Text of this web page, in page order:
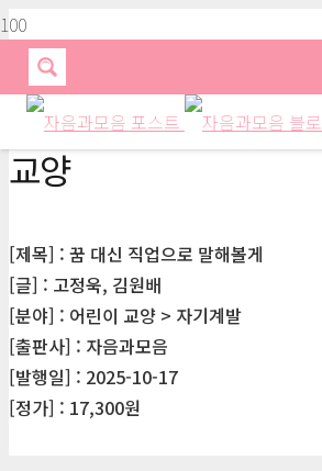
교양
[제목] : 꿈 대신 직업으로 말해볼게
[글] : 고정욱, 김원배
[분야] : 어린이 교양 > 자기계발
[출판사] : 자음과모음
[발행일] : 2025-10-17
[정가] : 17,300원